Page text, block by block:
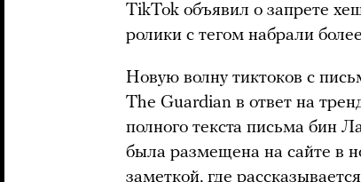
TikTok объявил о запрете
ролики с тегом набрали
Новую волну тиктоков с
The Guardian в ответ на
полного текста письма бин
была размещена на сайте в
заметкой, где рассказывается